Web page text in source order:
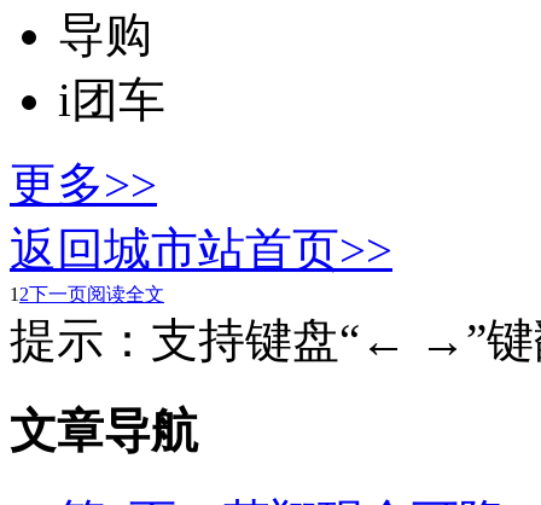
导购
i团车
更多>>
返回城市站首页>>
1 2下一页阅读全文
提示：支持键盘“← →”键
文章导航